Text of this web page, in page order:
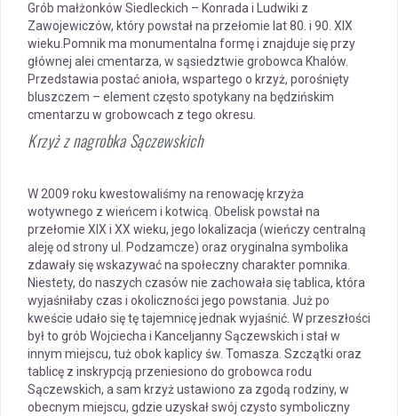
Grób małżonków Siedleckich – Konrada i Ludwiki z
Zawojewiczów, który powstał na przełomie lat 80. i 90. XIX
wieku.Pomnik ma monumentalna formę i znajduje się przy
głównej alei cmentarza, w sąsiedztwie grobowca Khalów.
Przedstawia postać anioła, wspartego o krzyż, porośnięty
bluszczem – element często spotykany na będzińskim
cmentarzu w grobowcach z tego okresu.
Krzyż z nagrobka Sączewskich
W 2009 roku kwestowaliśmy na renowację krzyża
wotywnego z wieńcem i kotwicą. Obelisk powstał na
przełomie XIX i XX wieku, jego lokalizacja (wieńczy centralną
aleję od strony ul. Podzamcze) oraz oryginalna symbolika
zdawały się wskazywać na społeczny charakter pomnika.
Niestety, do naszych czasów nie zachowała się tablica, która
wyjaśniłaby czas i okoliczności jego powstania. Już po
kweście udało się tę tajemnicę jednak wyjaśnić. W przeszłości
był to grób Wojciecha i Kanceljanny Sączewskich i stał w
innym miejscu, tuż obok kaplicy św. Tomasza. Szczątki oraz
tablicę z inskrypcją przeniesiono do grobowca rodu
Sączewskich, a sam krzyż ustawiono za zgodą rodziny, w
obecnym miejscu, gdzie uzyskał swój czysto symboliczny